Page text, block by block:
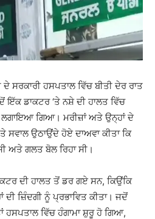
ਸਰਕਾਰੀ ਹਸਪਤਾਲ ਵਿੱਚ ਬੀਤੀ ਦੇਰ ਰਾਤ
ਡਾਕਟਰ ‘ਤੇ ਨਸ਼ੇ ਦੀ ਹਾਲਤ ਵਿੱਚ
ਲਗਾਇਆ ਗਿਆ। ਮਰੀਜ਼ਾਂ ਅਤੇ ਉਨ੍ਹਾਂ ਦੇ
ਸਵਾਲ ਉਠਾਉਂਦੇ ਹੋਏ ਦਾਅਵਾ ਕੀਤਾ ਕਿ
ਅਤੇ ਗਲਤ ਬੋਲ ਰਿਹਾ ਸੀ।
ਦੀ ਹਾਲਤ ਤੋਂ ਡਰ ਗਏ ਸਨ, ਕਿਉਂਕਿ
ਜ਼ਿੰਦਗੀ ਨੂੰ ਪ੍ਰਭਾਵਿਤ ਕੀਤਾ। ਜਦੋਂ
ਹਸਪਤਾਲ ਵਿੱਚ ਹੰਗਾਮਾ ਸ਼ੁਰੂ ਹੋ ਗਿਆ,